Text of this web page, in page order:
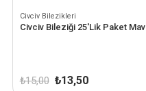
Civciv Bilezikleri
Civciv Bileziği 25'Lik Paket
₺15,00 Orijinal
₺13,50Şu